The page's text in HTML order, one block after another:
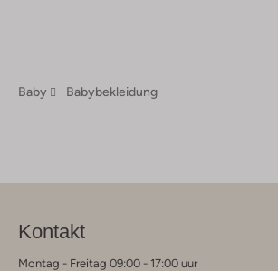
Baby Babybekleidung
Kontakt
Montag - Freitag 09:00 - 17:00 uur